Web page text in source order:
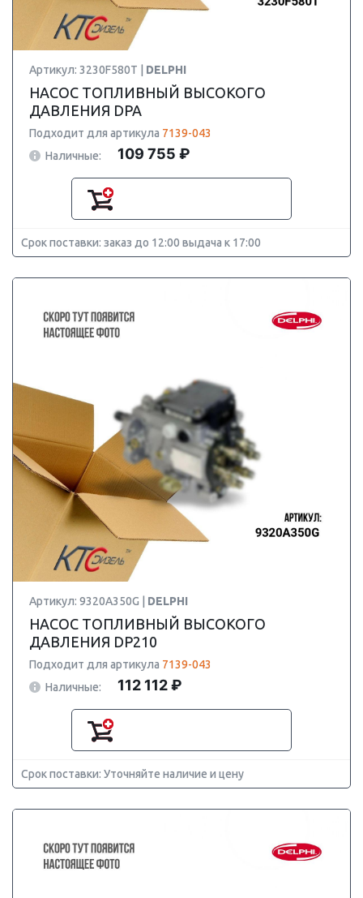
Артикул: 3230F580T | DELPHI
НАСОС ТОПЛИВНЫЙ ВЫСОКОГО
ДАВЛЕНИЯ DPA
Подходит для артикула 7139-043
Наличные:
109 755 ₽
Срок поставки: заказ до 12:00 выдача к 17:00
Артикул: 9320A350G | DELPHI
НАСОС ТОПЛИВНЫЙ ВЫСОКОГО
ДАВЛЕНИЯ DP210
Подходит для артикула 7139-043
Наличные:
112 112 ₽
Срок поставки: Уточняйте наличие и цену